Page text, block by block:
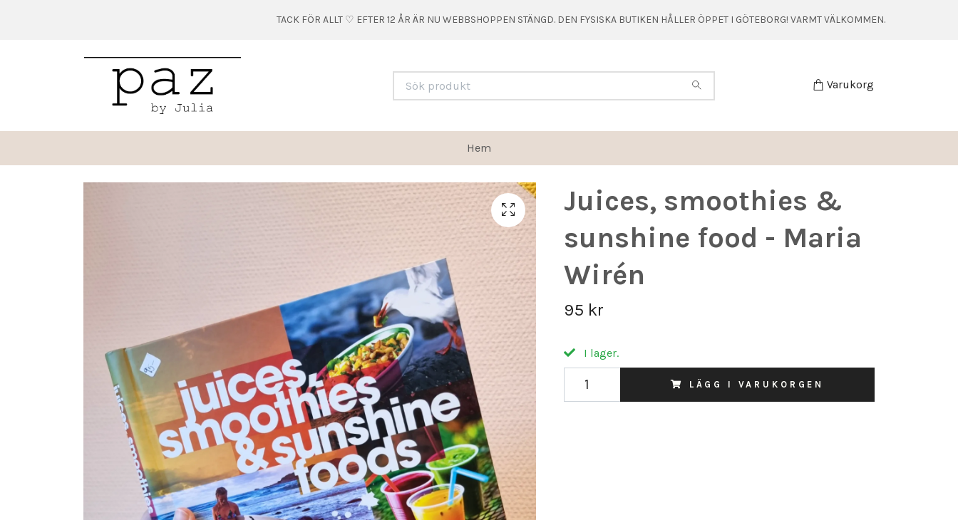
TACK FÖR ALLT ♡ EFTER 12 ÅR ÄR NU WEBBSHOPPEN STÄNGD. DEN FYSISKA BUTIKEN HÅLLER ÖPPET I GÖTEBORG! VARMT VÄLKOMMEN.
Varukorg
Hem
Juices, smoothies &
sunshine food - Maria
Wirén
95 kr
I lager.
LÄGG I VARUKORGEN